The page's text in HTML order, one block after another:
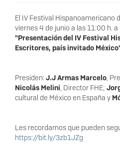
El IV Festival Hispanoamericano
viernes 4 de junio a las 11:00 h. a
"Presentación del IV Festival
Escritores, país invitado
Presiden: J.J Armas Marcelo,
Nicolás Melini, Director FHE;
cultural de México en España y
Les recordamos que pueden
https://bit.ly/3zb1JZg